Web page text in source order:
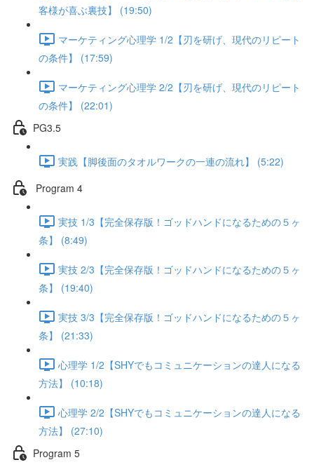
客様が喜ぶ裏技】 (19:50)
マーケティング心理学 1/2【刃を研げ、現代のリピート
の条件】 (17:59)
マーケティング心理学 2/2【刃を研げ、現代のリピート
の条件】 (22:01)
PG3.5
実践【脚後面のタオルワークの一連の流れ】 (5:22)
Program 4
実技 1/3【完全保存版！ゴッドハンドになるための５ヶ
条】 (8:49)
実技 2/3【完全保存版！ゴッドハンドになるための５ヶ
条】 (19:40)
実技 3/3【完全保存版！ゴッドハンドになるための５ヶ
条】 (21:33)
心理学 1/2【SHYでもコミュニケーションの達人になる
方法】 (10:18)
心理学 2/2【SHYでもコミュニケーションの達人になる
方法】 (27:10)
Program 5